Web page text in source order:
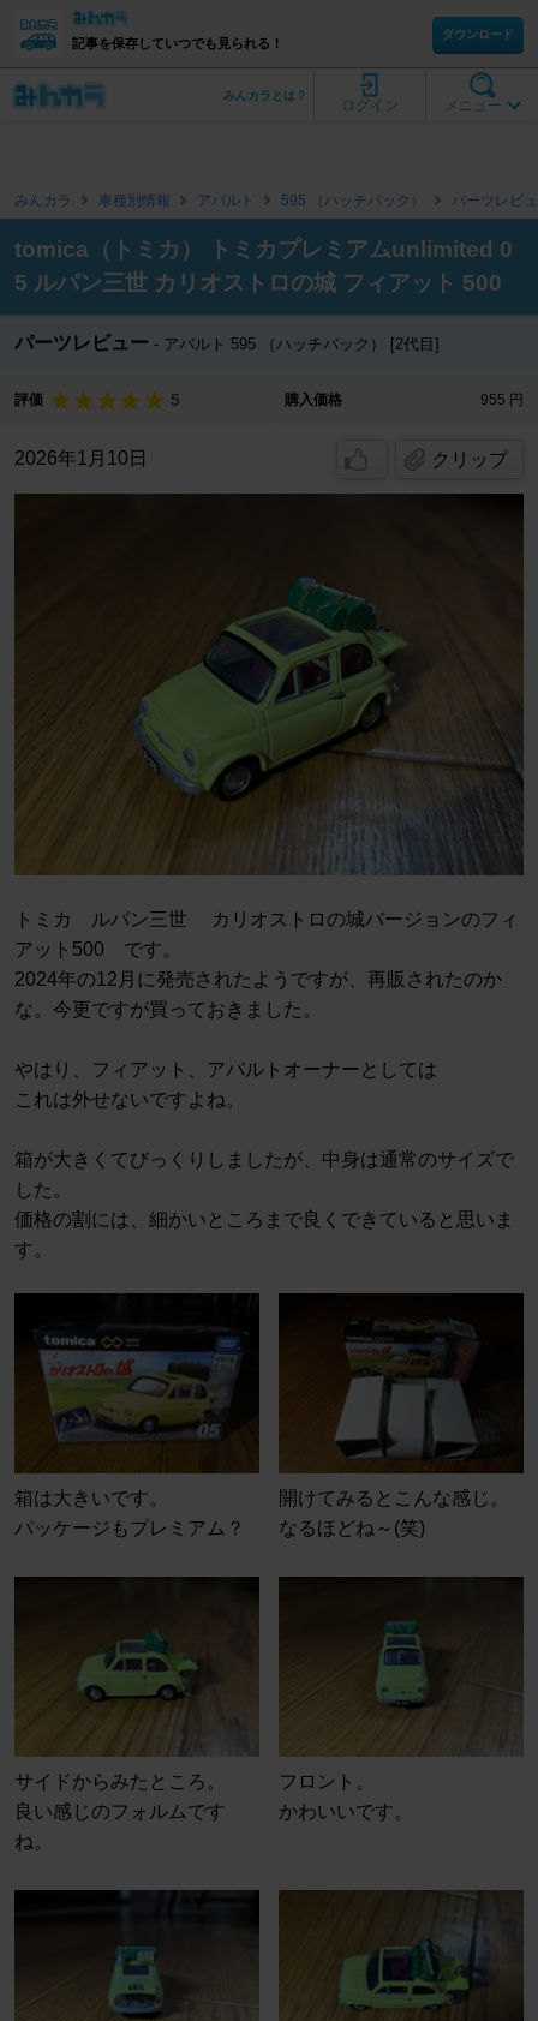
記事を保存していつでも見られる！
ダウンロード
メニュー
ログイン
みんカラとは？
みんカラ 車種別情報 アバルト 595 （ハッチバック） パーツレビ
tomica（トミカ） トミカプレミアムunlimited 0
5 ルパン三世 カリオストロの城 フィアット 500
パーツレビュー アバルト 595 （ハッチバック） [2代目]
評価 5 購入価格 955 円
2026年1月10日 クリップ
トミカ ルパン三世 カリオストロの城バージョンのフィ
アット500 です。
2024年の12月に発売されたようですが、再販されたのか
な。今更ですが買っておきました。
やはり、フィアット、アバルトオーナーとしては
これは外せないですよね。
箱が大きくてびっくりしましたが、中身は通常のサイズで
した。
価格の割には、細かいところまで良くできていると思いま
す。
箱は大きいです。
パッケージもプレミアム？
開けてみるとこんな感じ。
なるほどね～(笑)
サイドからみたところ。
良い感じのフォルムです
ね。
フロント。
かわいいです。